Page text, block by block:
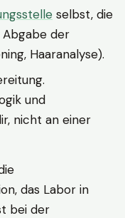
selbst, die
der
Haaranalyse).
und
nicht an einer
das Labor in
bei der